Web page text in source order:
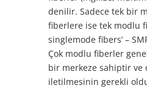
denilir. Sadece tek bir
fiberlere ise tek modlu
singlemode fibers’ –
Çok modlu fiberler
bir merkeze sahiptir ve
iletilmesinin gerekli